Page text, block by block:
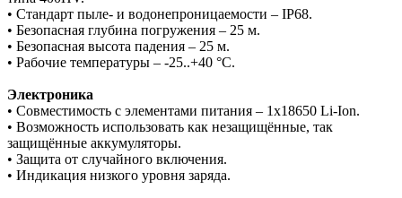
• Стандарт пыле- и водонепроницаемости – IP68.
• Безопасная глубина погружения – 25 м.
• Безопасная высота падения – 25 м.
• Рабочие температуры – -25..+40 °C.
Электроника
• Совместимость с элементами питания – 1x18650 Li-Ion.
• Возможность использовать как незащищённые, так
защищённые аккумуляторы.
• Защита от случайного включения.
• Индикация низкого уровня заряда.